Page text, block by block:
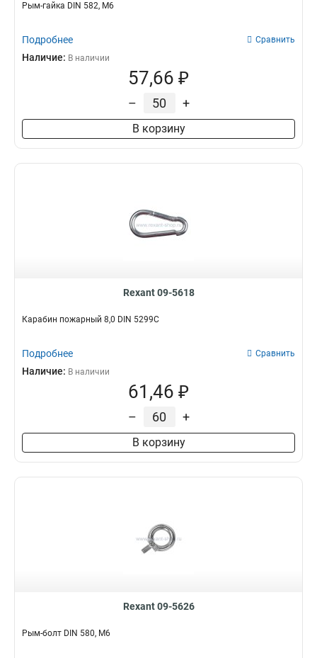
Рым-гайка DIN 582, М6
Подробнее Сравнить
Наличие: В наличии
57,66 ₽
– +
В корзину
Rexant 09-5618
Карабин пожарный 8,0 DIN 5299С
Подробнее Сравнить
Наличие: В наличии
61,46 ₽
– +
В корзину
Rexant 09-5626
Рым-болт DIN 580, М6